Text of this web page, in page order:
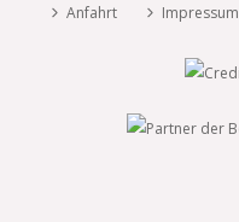
Anfahrt
Impressum